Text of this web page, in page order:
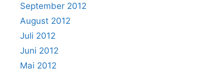
September 2012
August 2012
Juli 2012
Juni 2012
Mai 2012